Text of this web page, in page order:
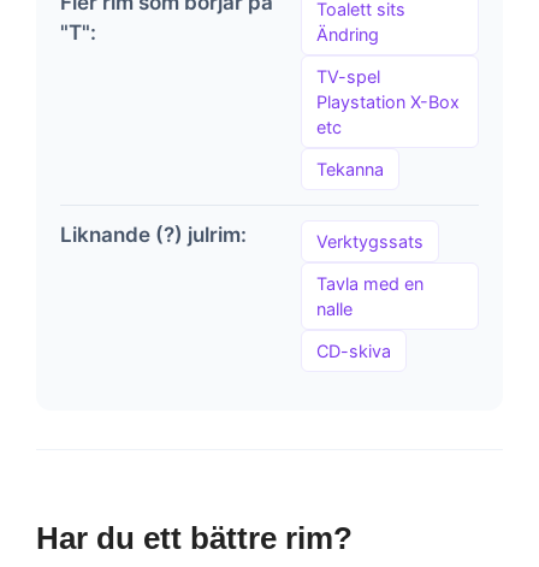
"T":
Toalett sits
Ändring
TV-spel
Playstation X-Box
etc
Tekanna
Liknande (?) julrim: Verktygssats
Tavla med en
nalle
CD-skiva
Har du ett bättre rim?